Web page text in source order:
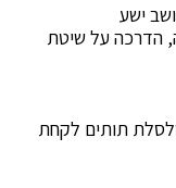
ישע
הדרכה על שיטת
(כולל סלסלת תותים לקחת